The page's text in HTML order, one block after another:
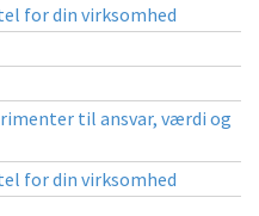
for din virksomhed
til ansvar, værdi og
for din virksomhed